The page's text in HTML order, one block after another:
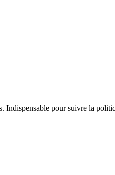
Indispensable pour suivre la